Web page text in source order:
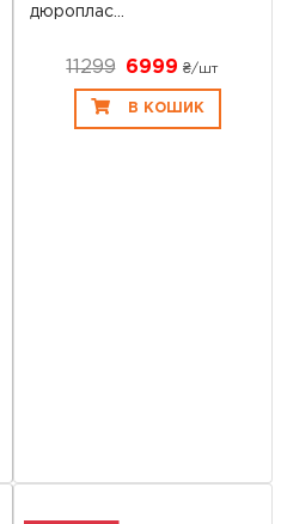
дюроплас...
11299 6999₴/шт
В КОШИК